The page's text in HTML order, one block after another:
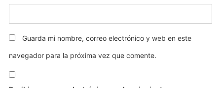
Guarda mi nombre, correo electrónico y web en este
navegador para la próxima vez que comente.